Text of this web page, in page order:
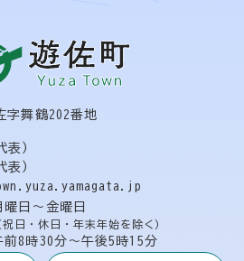
字舞鶴202番地
表）
表）
曜日〜金曜日
祝日・休日・年末年始を除く）
前8時30分〜午後5時15分